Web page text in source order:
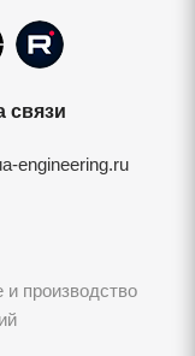
связи
engineering.ru
и производство